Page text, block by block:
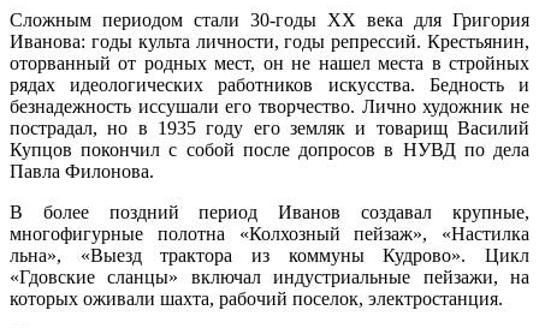
Сложным периодом стали 30-годы XX века для Григория
Иванова: годы культа личности, годы репрессий. Крестьянин,
оторванный от родных мест, он не нашел места в стройных
рядах идеологических работников искусства. Бедность и
безнадежность иссушали его творчество. Лично художник не
пострадал, но в 1935 году его земляк и товарищ Василий
Купцов покончил с собой после допросов в НУВД по дела
Павла Филонова.
В более поздний период Иванов создавал крупные,
многофигурные полотна «Колхозный пейзаж», «Настилка
льна», «Выезд трактора из коммуны Кудрово». Цикл
«Гдовские сланцы» включал индустриальные пейзажи, на
которых оживали шахта, рабочий поселок, электростанция.